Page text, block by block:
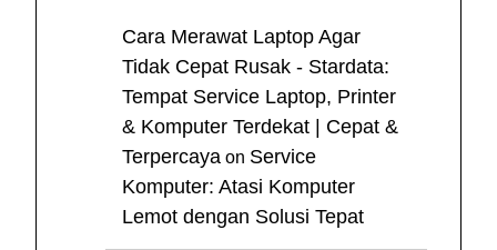
Cara Merawat Laptop Agar
Tidak Cepat Rusak - Stardata:
Tempat Service Laptop, Printer
& Komputer Terdekat | Cepat &
Terpercaya on Service
Komputer: Atasi Komputer
Lemot dengan Solusi Tepat